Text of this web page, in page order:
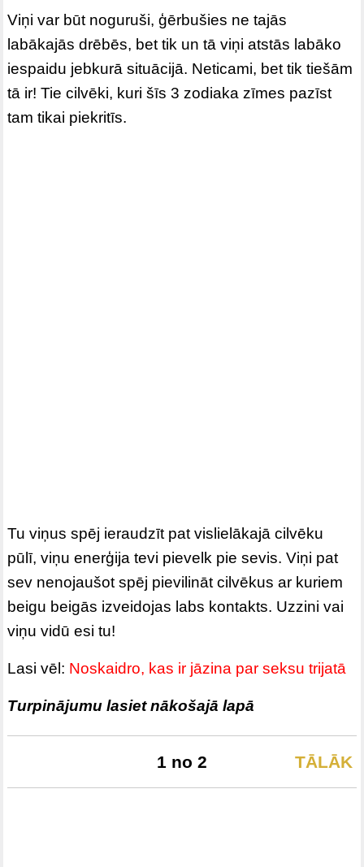
Viņi var būt noguruši, ģērbušies ne tajās
labākajās drēbēs, bet tik un tā viņi atstās labāko
iespaidu jebkurā situācijā. Neticami, bet tik tiešām
tā ir! Tie cilvēki, kuri šīs 3 zodiaka zīmes pazīst
tam tikai piekritīs.
Tu viņus spēj ieraudzīt pat vislielākajā cilvēku
pūlī, viņu enerģija tevi pievelk pie sevis. Viņi pat
sev nenojaušot spēj pievilināt cilvēkus ar kuriem
beigu beigās izveidojas labs kontakts. Uzzini vai
viņu vidū esi tu!
Lasi vēl: Noskaidro, kas ir jāzina par seksu trijatā
Turpinājumu lasiet nākošajā lapā
TĀLĀK
1 no 2